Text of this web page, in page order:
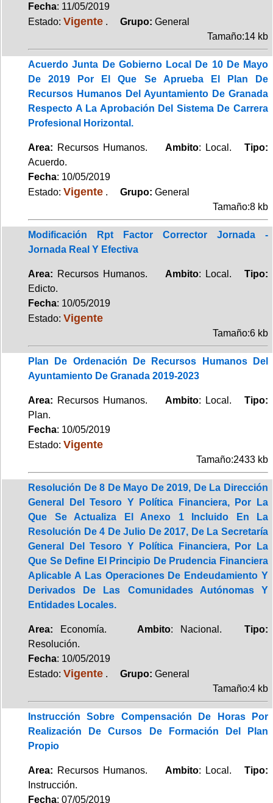
Fecha: 11/05/2019
Estado: Vigente . Grupo: General
Tamaño:14 kb
Acuerdo Junta De Gobierno Local De 10 De Mayo
De 2019 Por El Que Se Aprueba El Plan De
Recursos Humanos Del Ayuntamiento De Granada
Respecto A La Aprobación Del Sistema De Carrera
Profesional Horizontal.
Area: Recursos Humanos. Ambito: Local.Tipo:
Acuerdo.
Fecha: 10/05/2019
Estado: Vigente . Grupo: General
Tamaño:8 kb
Modificación Rpt Factor Corrector Jornada -
Jornada Real Y Efectiva
Area: Recursos Humanos. Ambito: Local.Tipo:
Edicto.
Fecha: 10/05/2019
Estado: Vigente
Tamaño:6 kb
Plan De Ordenación De Recursos Humanos Del
Ayuntamiento De Granada 2019-2023
Area: Recursos Humanos. Ambito: Local.Tipo:
Plan.
Fecha: 10/05/2019
Estado: Vigente
Tamaño:2433 kb
Resolución De 8 De Mayo De 2019, De La Dirección
General Del Tesoro Y Política Financiera, Por La
Que Se Actualiza El Anexo 1 Incluido En La
Resolución De 4 De Julio De 2017, De La Secretaría
General Del Tesoro Y Política Financiera, Por La
Que Se Define El Principio De Prudencia Financiera
Aplicable A Las Operaciones De Endeudamiento Y
Derivados De Las Comunidades Autónomas Y
Entidades Locales.
Area: Economía. Ambito: Nacional.Tipo:
Resolución.
Fecha: 10/05/2019
Estado: Vigente . Grupo: General
Tamaño:4 kb
Instrucción Sobre Compensación De Horas Por
Realización De Cursos De Formación Del Plan
Propio
Area: Recursos Humanos. Ambito: Local.Tipo:
Instrucción.
Fecha: 07/05/2019